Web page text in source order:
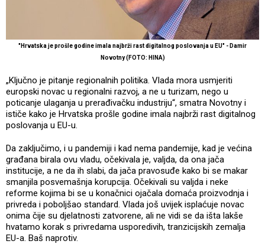
"Hrvatska je prošle godine imala najbrži rast digitalnog poslovanja u EU" - Damir
Novotny (FOTO: HINA)
„Ključno je pitanje regionalnih politika. Vlada mora usmjeriti
europski novac u regionalni razvoj, a ne u turizam, nego u
poticanje ulaganja u prerađivačku industriju“, smatra Novotny i
ističe kako je Hrvatska prošle godine imala najbrži rast digitalnog
poslovanja u EU-u.
Da zaključimo, i u pandemiji i kad nema pandemije, kad je većina
građana birala ovu vladu, očekivala je, valjda, da ona jača
institucije, a ne da ih slabi, da jača pravosuđe kako bi se makar
smanjila posvemašnja korupcija. Očekivali su valjda i neke
reforme kojima bi se u konačnici ojačala domaća proizvodnja i
privreda i poboljšao standard. Vlada još uvijek isplaćuje novac
onima čije su djelatnosti zatvorene, ali ne vidi se da išta lakše
hvatamo korak s privredama usporedivih, tranzicijskih zemalja
EU-a. Baš naprotiv.